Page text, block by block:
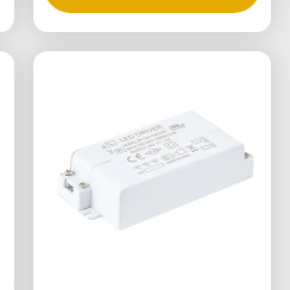
entrada universal